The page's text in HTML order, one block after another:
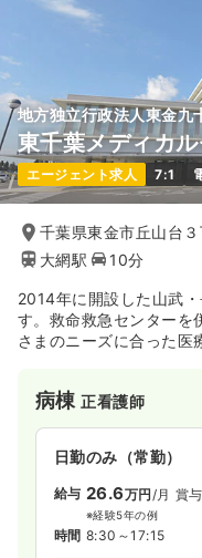
地方独立行政法人東金九
東千葉メディカ
エージェント求人 7:1
千葉県東金市丘山台
大網駅
10分
2014年に開設した山武
す。救命救急センター
さまのニーズに合った医
病棟正看護師
日勤のみ（常勤）
給与 26.6万円 /月 賞
※経験5年の例
時間 8:30～17:15